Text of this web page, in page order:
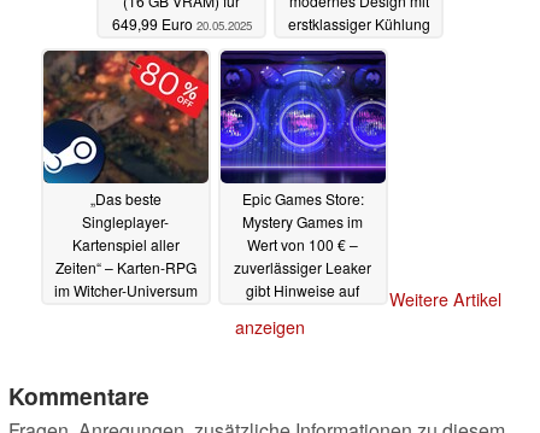
649,99 Euro 20.05.2025
erstklassiger Kühlung
vereinen20.05.2025
„Das beste
Singleplayer-
Kartenspiel aller
Zeiten“ – Karten-RPG
im Witcher-Universum
Epic Games Store:
Mystery Games im
Wert von 100 € –
zuverlässiger Leaker
gibt Hinweise auf
20.05.2025
Weitere Artikel
anzeigen
Kommentare